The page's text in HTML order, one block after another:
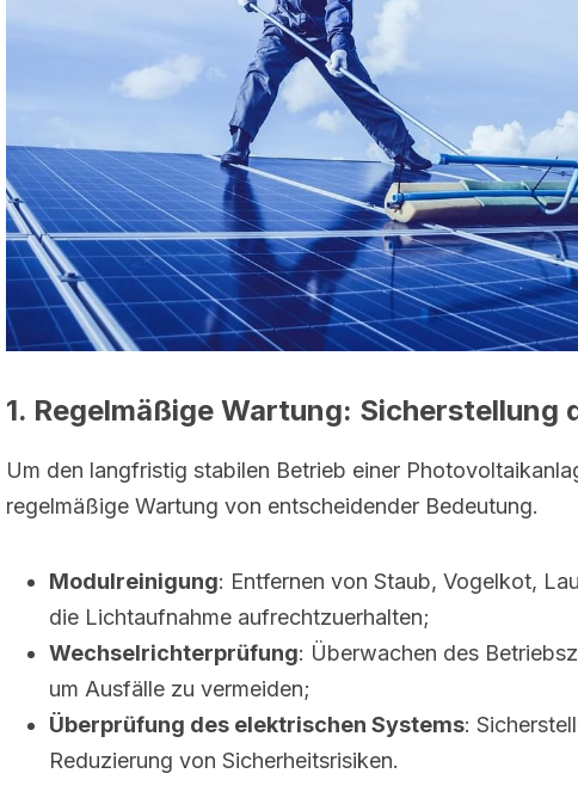
1. Regelmäßige Wartung:
Um den langfristig stabilen Betrieb einer
regelmäßige Wartung von entscheidender Bedeutung.
Modulreinigung: Entfernen von Staub, Vogelkot,
die Lichtaufnahme aufrechtzuerhalten;
Wechselrichterprüfung: Überwachen des
um Ausfälle zu vermeiden;
Überprüfung des elektrischen Systems:
Reduzierung von Sicherheitsrisiken.